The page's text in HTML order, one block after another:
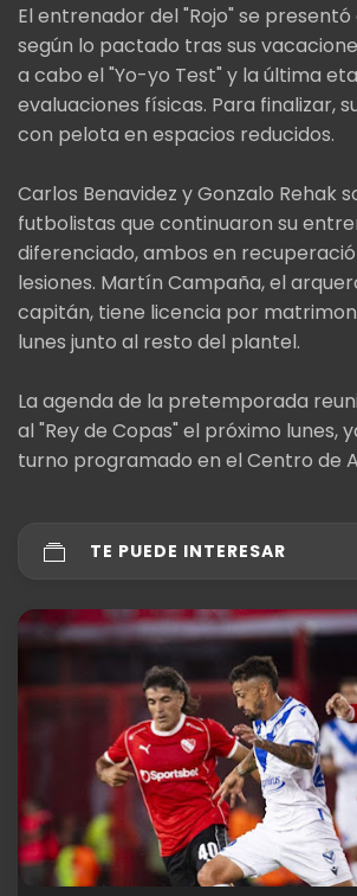
El entrenador del "Rojo" se
según lo pactado tras sus
a cabo el "Yo-yo Test" y la última
evaluaciones físicas. Para finalizar,
con pelota en espacios reducidos.
Carlos Benavidez y Gonzalo Rehak
futbolistas que continuaron su
diferenciado, ambos en
lesiones. Martín Campaña, el
capitán, tiene licencia por
lunes junto al resto del plantel.
La agenda de la pretemporada
al "Rey de Copas" el próximo lunes,
turno programado en el Centro de
TE PUEDE INTERESAR